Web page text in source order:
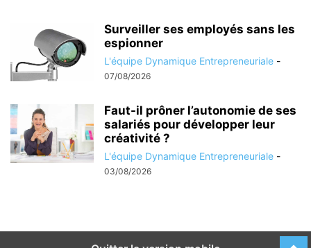
Surveiller ses employés sans les
espionner
L'équipe Dynamique Entrepreneuriale -
07/08/2026
Faut-il prôner l’autonomie de ses
salariés pour développer leur
créativité ?
L'équipe Dynamique Entrepreneuriale -
03/08/2026